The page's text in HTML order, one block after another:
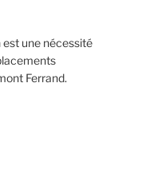
une nécessité
Ferrand.